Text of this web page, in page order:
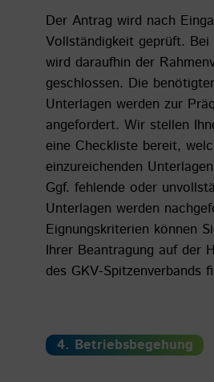
Der Antrag wird nach
Vollständigkeit geprüft. Bei
wird daraufhin der
geschlossen. Die
Unterlagen werden zur
angefordert. Wir stellen
eine Checkliste bereit,
einzureichenden
Ggf. fehlende oder
Unterlagen werden
Eignungskriterien können
Ihrer Beantragung auf der
des GKV-Spitzenverbands
4. Betriebsbegehung